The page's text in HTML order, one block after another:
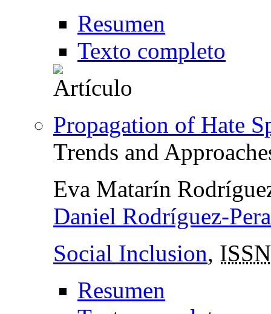
Resumen
Texto completo
Propagation of Hate
Trends and
Eva Matarín
Daniel Rodríguez-
Social Inclusion,
Resumen